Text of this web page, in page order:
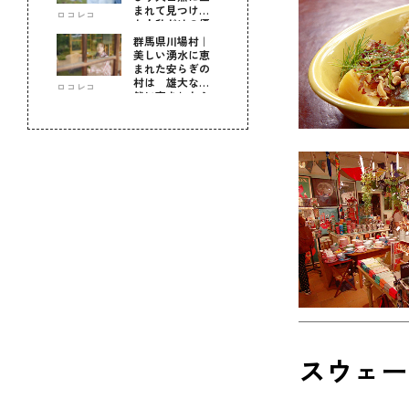
ロコレコ
まれて見つけ
た！私だけの優
しい自分時間
ロコレコ
群馬県川場村｜
美しい湧水に恵
まれた安らぎの
村は 雄大な自
然に育まれた心
スウェ